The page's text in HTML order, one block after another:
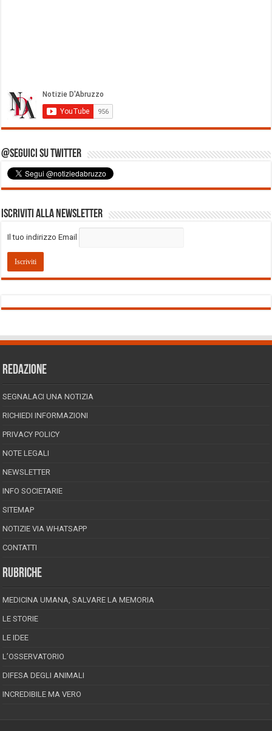
@Seguici su Twitter
Iscriviti alla Newsletter
Il tuo indirizzo Email
REDAZIONE
SEGNALACI UNA NOTIZIA
RICHIEDI INFORMAZIONI
PRIVACY POLICY
NOTE LEGALI
NEWSLETTER
INFO SOCIETARIE
SITEMAP
NOTIZIE VIA WHATSAPP
CONTATTI
RUBRICHE
MEDICINA UMANA, SALVARE LA MEMORIA
LE STORIE
LE IDEE
L’OSSERVATORIO
DIFESA DEGLI ANIMALI
INCREDIBILE MA VERO